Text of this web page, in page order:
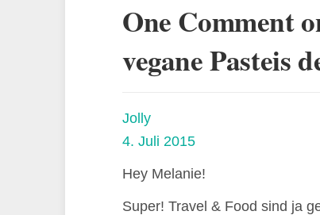
One Comment
vegane Pasteis
Jolly
4. Juli 2015
Hey Melanie!
Super! Travel & Food sind ja